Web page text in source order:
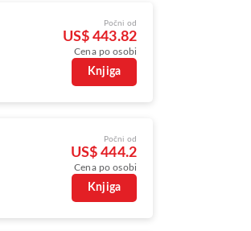
Počni od
US$ 443.82
Cena po osobi
Knjiga
Počni od
US$ 444.2
Cena po osobi
Knjiga